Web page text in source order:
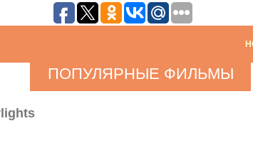
ПОПУЛЯРНЫЕ ФИЛЬМЫ